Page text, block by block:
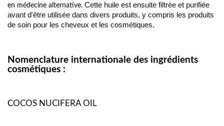
en médecine alternative. Cette huile est ensuite filtrée et purifiée
avant d'être utilisée dans divers produits, y compris les produits
de soin pour les cheveux et les cosmétiques.
Nomenclature internationale des ingrédients
cosmétiques :
COCOS NUCIFERA OIL